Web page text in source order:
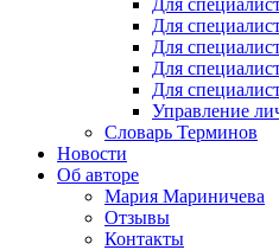
Для
Для
Для
Для
Для
Управление
Словарь Терминов
Новости
Об авторе
Мария Мариничева
Отзывы
Контакты